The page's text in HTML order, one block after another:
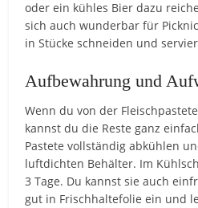
oder ein kühles Bier dazu
sich auch wunderbar für
in Stücke schneiden und
Aufbewahrung und
Wenn du von der
kannst du die Reste ganz
Pastete vollständig abkühlen
luftdichten Behälter. Im
3 Tage. Du kannst sie auch
gut in Frischhaltefolie ein und